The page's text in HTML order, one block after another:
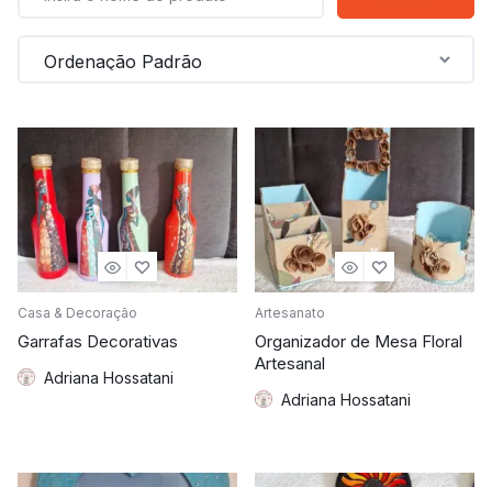
Casa & Decoração
Garrafas Decorativas
Adriana Hossatani
Artesanato
Organizador de Mesa Floral
Artesanal
Adriana Hossatani